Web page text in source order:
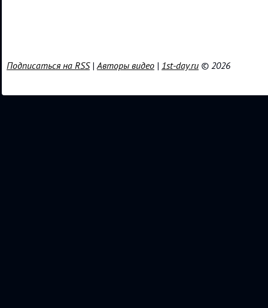
Подписаться на RSS|Авторы видео | 1st-day.ru © 2026